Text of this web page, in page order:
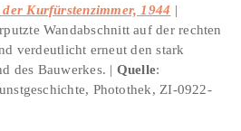
Kurfürstenzimmer, 1944
Wandabschnitt auf der rechten
verdeutlicht erneut den stark
des Bauwerkes.
Quelle:
Photothek, ZI-0922-